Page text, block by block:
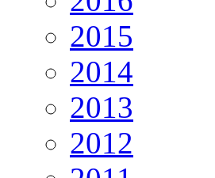
2015
2014
2013
2012